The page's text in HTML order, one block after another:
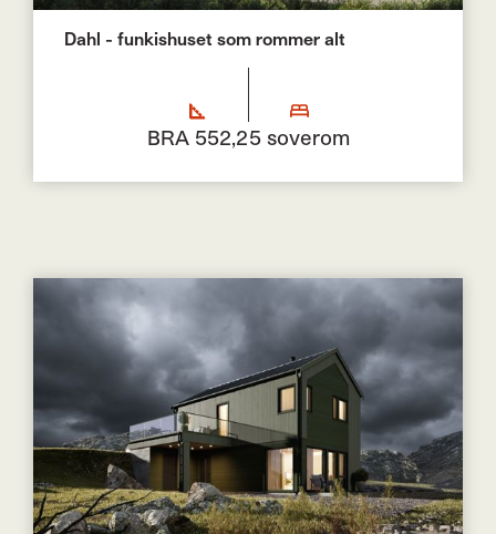
Dahl - funkishuset som rommer alt
BRA 552,25 soverom